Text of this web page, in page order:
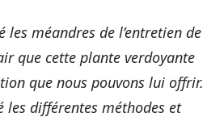
les méandres de l’entretien de
que cette plante verdoyante
que nous pouvons lui offrir.
les différentes méthodes et